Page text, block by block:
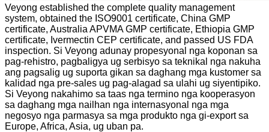
Veyong established the complete quality management
system, obtained the ISO9001 certificate, China GMP
certificate, Australia APVMA GMP certificate, Ethiopia GMP
certificate, Ivermectin CEP certificate, and passed US FDA
inspection. Si Veyong adunay propesyonal nga koponan sa
pag-rehistro, pagbaligya ug serbisyo sa teknikal nga nakuha
ang pagsalig ug suporta gikan sa daghang mga kustomer sa
kalidad nga pre-sales ug pag-alagad sa ulahi ug siyentipiko.
Si Veyong nakahimo sa taas nga termino nga kooperasyon
sa daghang mga nailhan nga internasyonal nga mga
negosyo nga parmasya sa mga produkto nga gi-export sa
Europe, Africa, Asia, ug uban pa.